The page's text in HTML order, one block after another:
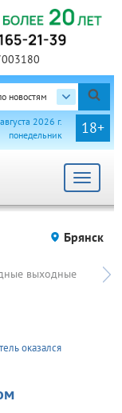
новостям
18+
2026 г.
понедельник
Toggle
Брянск
выходные
оказался